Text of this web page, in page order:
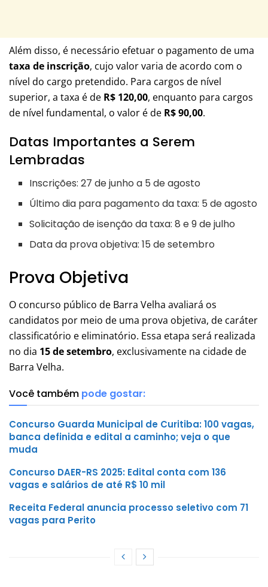
Além disso, é necessário efetuar o pagamento de uma
taxa de inscrição, cujo valor varia de acordo com o
nível do cargo pretendido. Para cargos de nível
superior, a taxa é de R$ 120,00, enquanto para cargos
de nível fundamental, o valor é de R$ 90,00.
Datas Importantes a Serem
Lembradas
Inscrições: 27 de junho a 5 de agosto
Último dia para pagamento da taxa: 5 de agosto
Solicitação de isenção da taxa: 8 e 9 de julho
Data da prova objetiva: 15 de setembro
Prova Objetiva
O concurso público de Barra Velha avaliará os
candidatos por meio de uma prova objetiva, de caráter
classificatório e eliminatório. Essa etapa será realizada
no dia 15 de setembro, exclusivamente na cidade de
Barra Velha.
Você também pode gostar:
Concurso Guarda Municipal de Curitiba: 100 vagas,
banca definida e edital a caminho; veja o que
muda
Concurso DAER-RS 2025: Edital conta com 136
vagas e salários de até R$ 10 mil
Receita Federal anuncia processo seletivo com 71
vagas para Perito